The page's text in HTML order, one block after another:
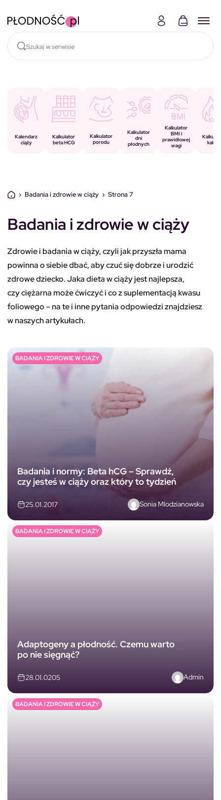
Kalendarz
ciąży
Kalkulator
beta HCG
Kalkulator
porodu
Kalkulator
dni
płodnych
Kalkulator
BMI i
prawidłowej
wagi
kalorii
› Badania i zdrowie w ciąży › Strona 7
Badania i zdrowie w ciąży
Zdrowie i badania w ciąży, czyli jak przyszła mama
powinna o siebie dbać, aby czuć się dobrze i urodzić
zdrowe dziecko. Jaka dieta w ciąży jest najlepsza,
czy ciężarna może ćwiczyć i co z suplementacją kwasu
foliowego – na te i inne pytania odpowiedzi znajdziesz
w naszych artykułach.
Badania i normy: Beta hCG – Sprawdź,
czy jesteś w ciąży oraz który to tydzień
25.01.2017 Sonia Mlodzianowska
BADANIA I ZDROWIE W CIĄŻY
Adaptogeny a płodność. Czemu warto
po nie sięgnąć?
28.01.0205 Admin
BADANIA I ZDROWIE W CIĄŻY
BADANIA I ZDROWIE W CIĄŻY